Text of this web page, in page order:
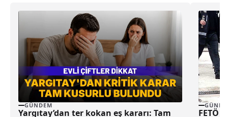
GÜNDEM
Yargıtay’dan ter kokan eş kararı: Tam
FETÖ